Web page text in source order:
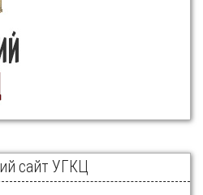
сайт УГКЦ